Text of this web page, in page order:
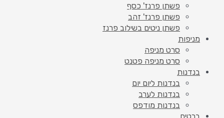
פשתן פרנז' כסף
פשתן פרנז' זהב
פשתן ניטים בשילוב פרנז
מניפות
סרט מניפה
סרט מניפה פטנט
בנדנות
בנדנות ליום יום
בנדנות לערב
בנדנות מודפס
ברטים